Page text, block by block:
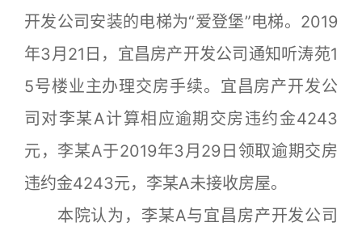
开发公司安装的电梯为“爱登堡”电梯。2019
年3月21日，宜昌房产开发公司通知听涛苑1
5号楼业主办理交房手续。宜昌房产开发公
司对李某A计算相应逾期交房违约金4243
元，李某A于2019年3月29日领取逾期交房
违约金4243元，李某A未接收房屋。
本院认为，李某A与宜昌房产开发公司